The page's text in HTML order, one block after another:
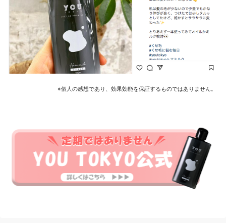
※個人の感想であり、効果効能を保証するものではありません。